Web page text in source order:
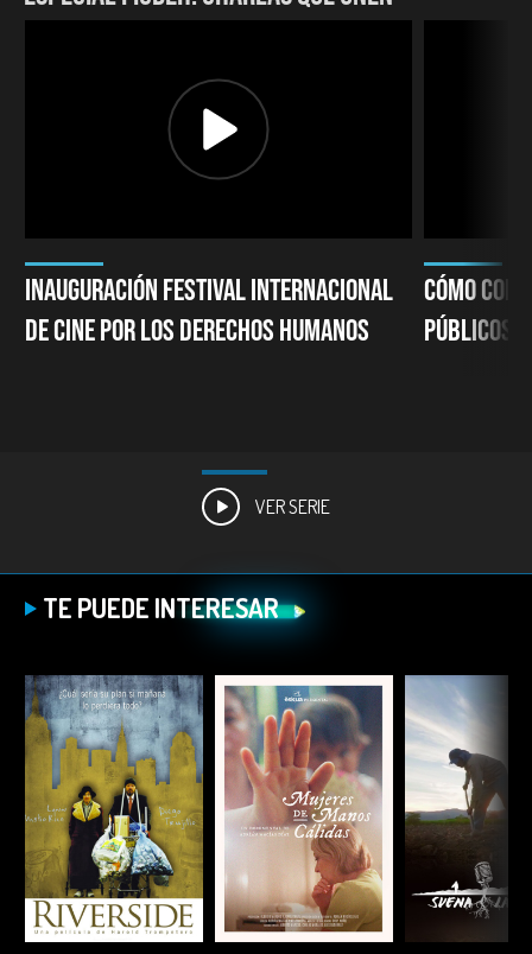
INAUGURACIÓN FESTIVAL INTERNACIONAL
DE CINE POR LOS DERECHOS HUMANOS
CÓMO
PÚBLICOS
VER SERIE
TE PUEDE INTERESAR
ESCUCHAR ESCUCHAR